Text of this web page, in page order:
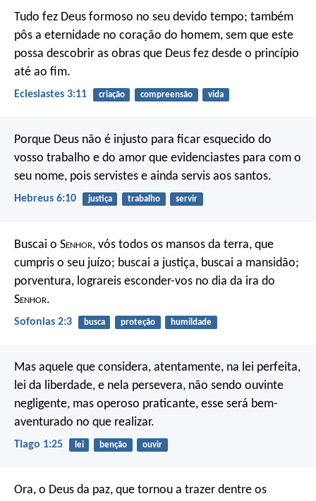
Tudo fez Deus formoso no seu devido tempo; também
pôs a eternidade no coração do homem, sem que este
possa descobrir as obras que Deus fez desde o princípio
até ao fim.
Eclesiastes 3:11 criação compreensão vida
Porque Deus não é injusto para ficar esquecido do
vosso trabalho e do amor que evidenciastes para com o
seu nome, pois servistes e ainda servis aos santos.
Hebreus 6:10 justiça trabalho servir
Buscai o Senhor, vós todos os mansos da terra, que
cumpris o seu juízo; buscai a justiça, buscai a mansidão;
porventura, lograreis esconder-vos no dia da ira do
Senhor.
Sofonias 2:3 busca proteção humildade
Mas aquele que considera, atentamente, na lei perfeita,
lei da liberdade, e nela persevera, não sendo ouvinte
negligente, mas operoso praticante, esse será bem-
aventurado no que realizar.
Tiago 1:25 lei benção ouvir
Ora, o Deus da paz, que tornou a trazer dentre os